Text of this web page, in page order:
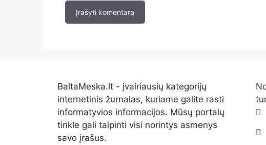
BaltaMeska.lt - įvairiausių kategorijų
internetinis žurnalas, kuriame galite rasti
informatyvios informacijos. Mūsų portalų
tinkle gali talpinti visi norintys asmenys
savo įrašus.